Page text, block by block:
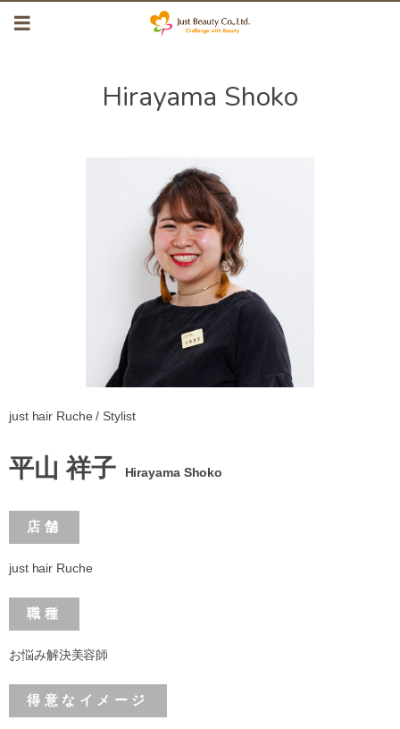
Hirayama Shoko
just hair Ruche / Stylist
平山 祥子 Hirayama Shoko
店舗
just hair Ruche
職種
お悩み解決美容師
得意なイメージ